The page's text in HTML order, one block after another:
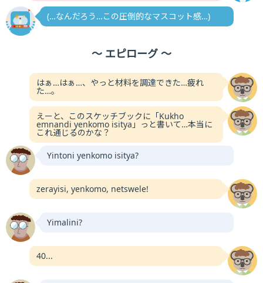
(…なんだろう…この圧倒的なマスコット感…)
～ エピローグ ～
はぁ…はぁ…、やっと材料を調達できた…疲れ
た…。
えーと、このスケッチブックに「Kukho
emnandi yenkomo isitya」っと書いて…本当に
これ通じるのかな？
Yintoni yenkomo isitya?
zerayisi, yenkomo, netswele!
Yimalini?
40...